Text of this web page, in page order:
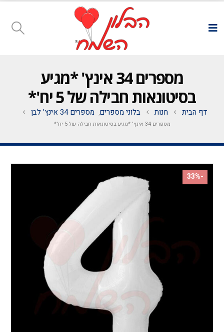
מספרים 34 אינץ' *מגיע
בסיטונאות חבילה של 5 יח'*
דף הבית חנות בלוני מספרים, מספרים 34 אינץ' לבן
מספרים 34 אינץ' *מגיע בסיטונאות חבילה של 5 יח'*
-33%